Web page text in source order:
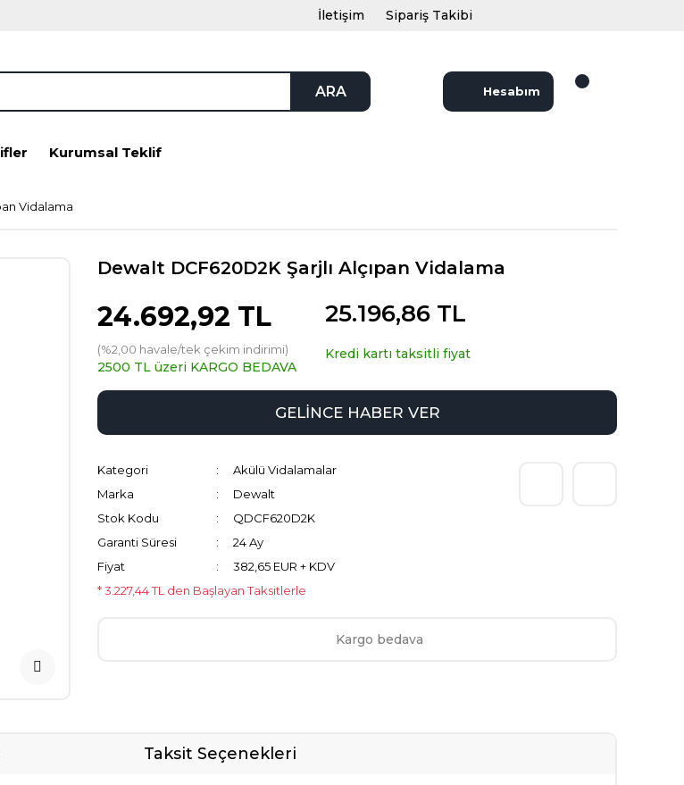
İletişim Sipariş Takibi
ARA Hesabım
Kurumsal Teklif
Vidalama
Dewalt DCF620D2K Şarjlı Alçıpan Vidalama
24.692,92 TL
(%2,00 havale/tek çekim indirimi)
2500 TL üzeri KARGO BEDAVA
25.196,86 TL
Kredi kartı taksitli fiyat
GELİNCE HABER VER
Kategori
Akülü Vidalamalar
Marka
Dewalt
Stok Kodu
QDCF620D2K
Garanti Süresi
24 Ay
Fiyat
382,65 EUR + KDV
* 3.227,44 TL den Başlayan Taksitlerle
Kargo bedava
Taksit Seçenekleri